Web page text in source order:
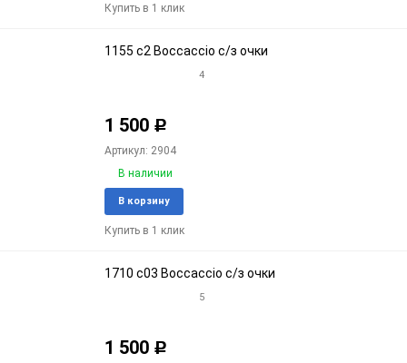
Купить в 1 клик
1155 c2 Boccaccio с/з очки
4
1 500 Р
Артикул: 2904
В наличии
В корзину
Купить в 1 клик
1710 c03 Boccaccio с/з очки
5
1 500 Р